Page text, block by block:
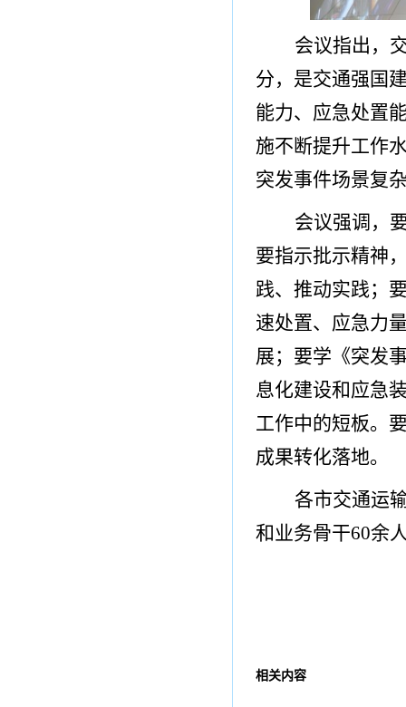
会议指出，
分，是交通强国
能力、应急处置
施不断提升工作
突发事件场景复
会议强调，
要指示批示精神
践、推动实践；
速处置、应急力
展；要学《突发
息化建设和应急
工作中的短板。
成果转化落地。
各市交通运
和业务骨干60余
相关内容